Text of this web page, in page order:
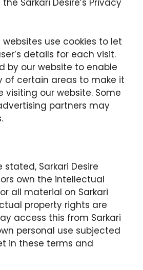
Sarkari Desire’s Privacy
use cookies to let
details for each visit.
by our website to enable
of certain areas to make it
visiting our website. Some
partners may
stated, Sarkari Desire
own the intellectual
all material on Sarkari
property rights are
access this from Sarkari
personal use subjected
in these terms and